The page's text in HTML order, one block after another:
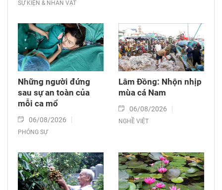
SỰ KIỆN & NHÂN VẬT
Những người đứng
sau sự an toàn của
mỗi ca mổ
06/08/2026
PHÓNG SỰ
Lâm Đồng: Nhộn nhịp
mùa cá Nam
06/08/2026
NGHỀ VIỆT